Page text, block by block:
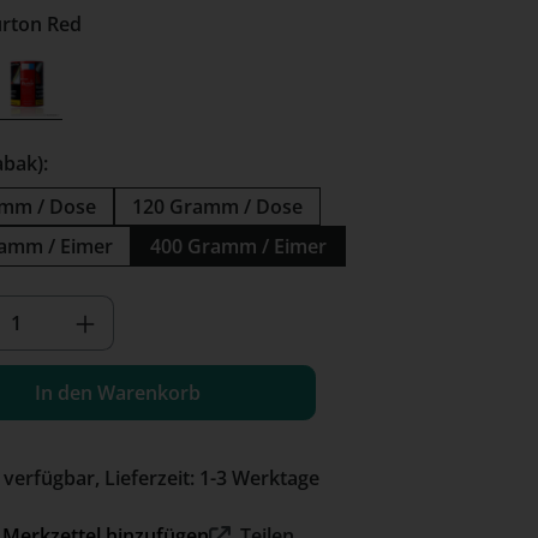
Lieferzeit: 1-3 Werktage
Burton Red
Blue
Option ist zurzeit nicht verfügbar.)
Burton Red
/ Dose
120 Gramm / Dose
/ Eimer
400 Gramm / Eimer
Anzahl: Gib den gewünschten
In den Warenkorb